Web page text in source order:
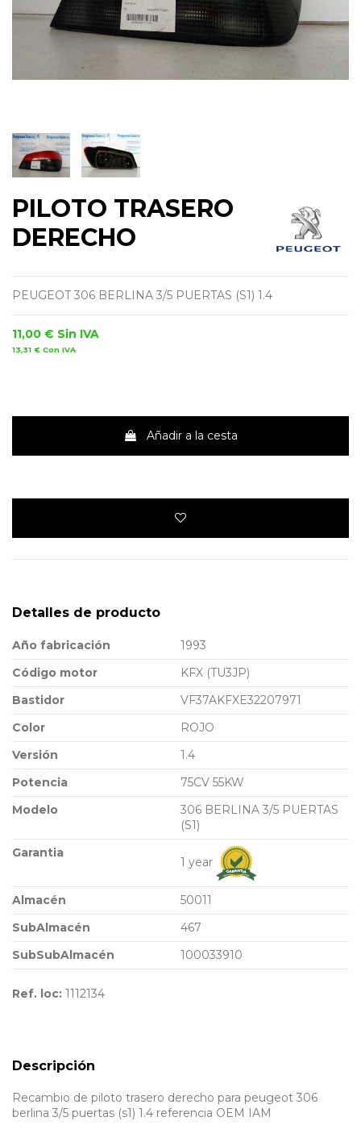
PILOTO TRASERO
DERECHO
PEUGEOT 306 BERLINA 3/5 PUERTAS (S1) 1.4
11,00 € Sin IVA
13,31 € Con IVA
Añadir a la cesta
Detalles de producto
Año fabricación
1993
Código motor
KFX (TU3JP)
Bastidor
VF37AKFXE32207971
Color
ROJO
Versión
1.4
Potencia
75CV 55KW
Modelo
306 BERLINA 3/5 PUERTAS
(S1)
Garantia
1 year
Almacén
50011
SubAlmacén
467
SubSubAlmacén
100033910
Ref. loc: 1112134
Descripción
Recambio de piloto trasero derecho para peugeot 306
berlina 3/5 puertas (s1) 1.4 referencia OEM IAM